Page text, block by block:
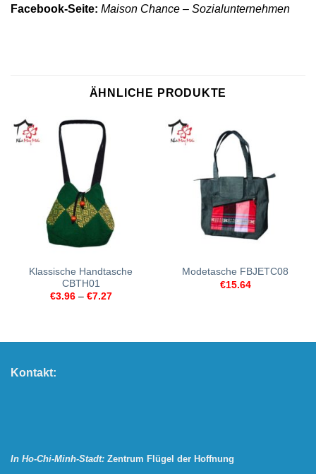
Facebook-Seite: Maison Chance – Sozialunternehmen
ÄHNLICHE PRODUKTE
Klassische Handtasche
CBTH01
€3.96– €7.27
Modetasche FBJETC08
€15.64
Kontakt:
In Ho-Chi-Minh-Stadt: Zentrum Flügel der Hoffnung